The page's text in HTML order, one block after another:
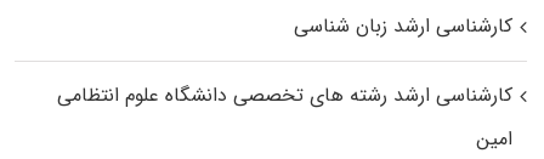
کارشناسی ارشد زبان شناسی
کارشناسی ارشد رﺷﺘﻪ ﻫﺎی تخصصی داﻧﺸﮕﺎه ﻋﻠﻮم انتظامی
اﻣﻴﻦ